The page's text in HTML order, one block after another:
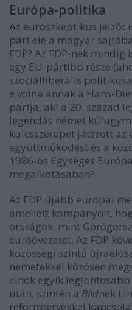
Európa-politika
Az euroszkeptikus jelzőt
párt elé a magyar
FDP? Az FDP-nek
egy EU-pártibb része
szociálliberális
e volna annak a Hans-
pártja, aki a 20. század
legendás német
kulcsszerepet játszott
együttműködést és a
1986-os Egységes
megalkotásában?
Az FDP újabb európai
amellett kampányolt,
országok, mint
euróövezetet. Az FDP
közösségi szintű
németekkel közösen
elnök egyik
után, szintén a Bildnek
reformtervekkel